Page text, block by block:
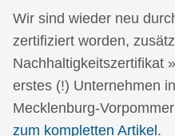
Wir sind wieder neu
zertifiziert worden,
Nachhaltigkeitszertifikat
erstes (!) Unternehmen
Mecklenburg-
zum kompletten Artikel.